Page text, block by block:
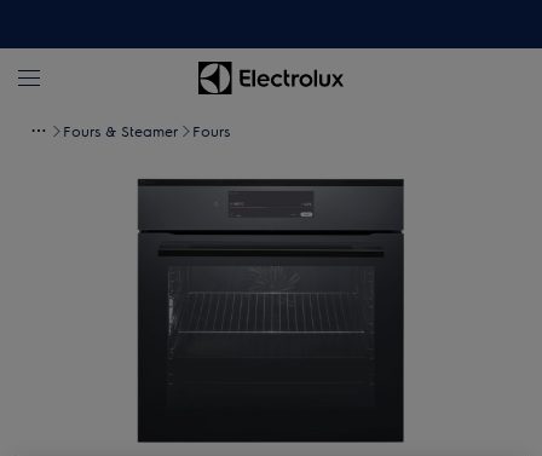
Fours & Steamer Fours